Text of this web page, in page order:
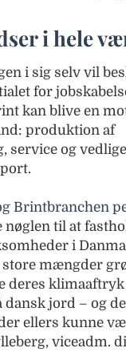
i hele
i sig selv vil
for
kan blive en
produktion af
service og
Brintbranchen
nøglen til at
i
store mængder
deres klimaaftryk
jord – og
ellers kunne
viceadm.